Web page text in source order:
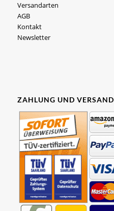
Versandarten
AGB
Kontakt
Newsletter
ZAHLUNG UND VERSAND